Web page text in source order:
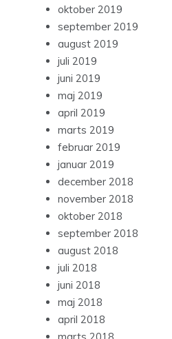
oktober 2019
september 2019
august 2019
juli 2019
juni 2019
maj 2019
april 2019
marts 2019
februar 2019
januar 2019
december 2018
november 2018
oktober 2018
september 2018
august 2018
juli 2018
juni 2018
maj 2018
april 2018